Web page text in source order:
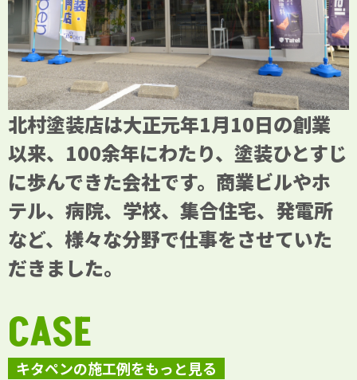
北村塗装店は大正元年1月10日の創業
以来、100余年にわたり、塗装ひとすじ
に歩んできた会社です。商業ビルやホ
テル、病院、学校、集合住宅、発電所
など、様々な分野で仕事をさせていた
だきました。
キタペンの施工例をもっと見る
CASE